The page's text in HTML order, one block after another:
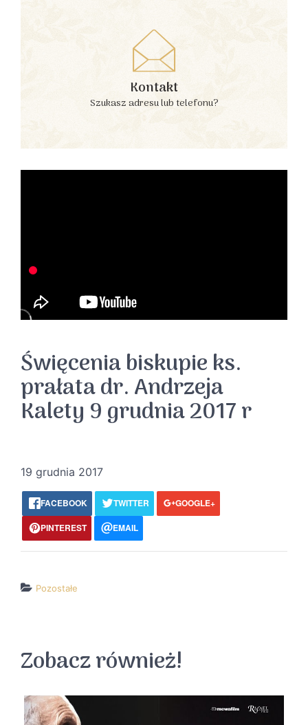
Kontakt
Szukasz adresu lub telefonu?
Święcenia biskupie ks.
prałata dr. Andrzeja
Kalety 9 grudnia 2017 r
19 grudnia 2017
FACEBOOK TWITTER
GOOGLE+
PINTEREST
EMAIL
Pozostałe
Zobacz również!